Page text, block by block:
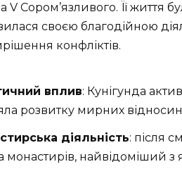
V Сором’язливого. Її життя
своєю благодійною
конфліктів.
вплив: Кунігунда
розвитку мирних
діяльність: після
монастирів, найвідоміший з